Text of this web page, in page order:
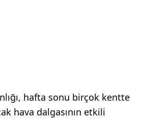
hafta sonu birçok kentte
hava dalgasının etkili